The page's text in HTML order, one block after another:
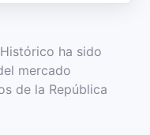
ha sido
mercado
de la República